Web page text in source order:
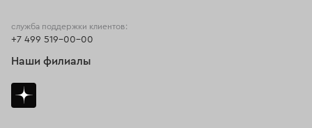
служба поддержки клиентов:
+7 499 519-00-00
Наши филиалы